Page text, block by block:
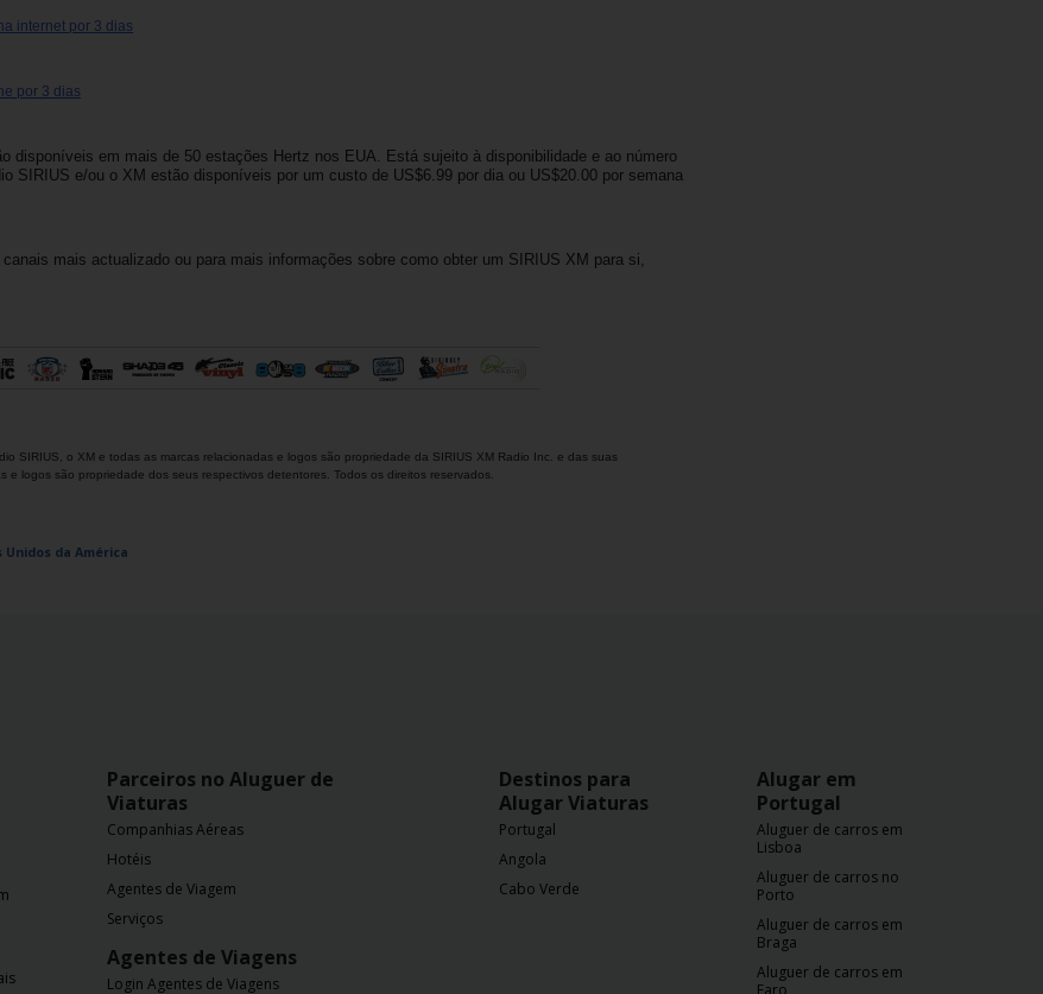
internet por 3 dias
por 3 dias
disponíveis em mais de 50 estações Hertz nos EUA. Está sujeito à disponibilidade e ao número
SIRIUS e/ou o XM estão disponíveis por um custo de US$6.99 por dia ou US$20.00 por semana
mais actualizado ou para mais informações sobre como obter um SIRIUS XM para si,
SIRIUS, o XM e todas as marcas relacionadas e logos são propriedade da SIRIUS XM Radio Inc. e das suas
e logos são propriedade dos seus respectivos detentores. Todos os direitos reservados.
Unidos da América
Parceiros no Aluguer de
Viaturas
Companhias Aéreas
Hotéis
Agentes de Viagem
Serviços
Agentes de Viagens
Login Agentes de Viagens
Destinos para
Alugar Viaturas
Portugal
Angola
Cabo Verde
Alugar em
Portugal
Aluguer de carros em
Lisboa
Aluguer de carros no
Porto
Aluguer de carros em
Braga
Aluguer de carros em
Faro